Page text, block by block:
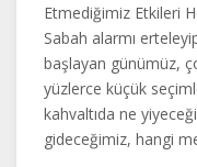
Etmediğimiz Etkileri
Sabah alarmı
başlayan günümüz,
yüzlerce küçük
kahvaltıda ne
gideceğimiz, hangi